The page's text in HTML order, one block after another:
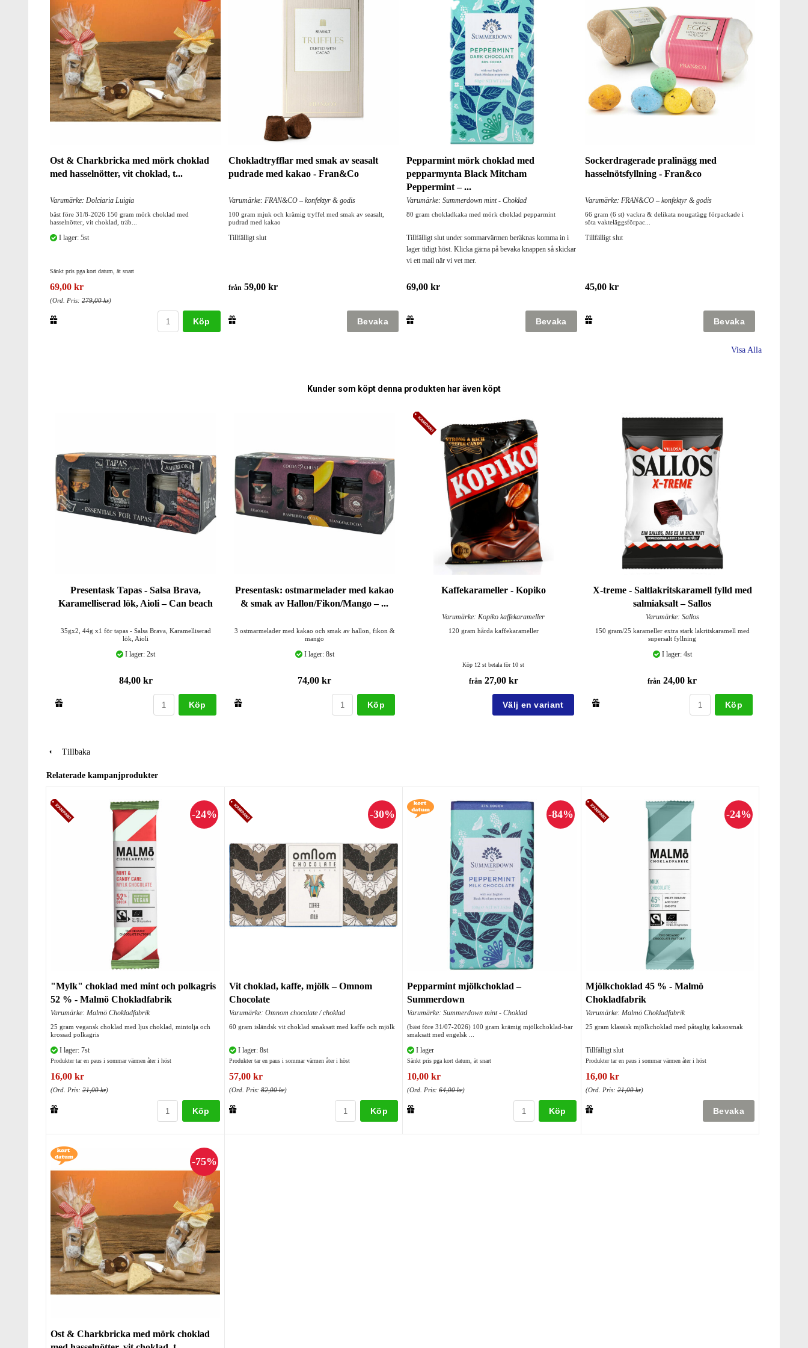
Ost & Charkbricka med mörk choklad
med hasselnötter, vit choklad, t...
Varumärke: Dolciaria Luigia
bäst före 31/8-2026 150 gram mörk choklad med
hasselnötter, vit choklad, träb...
I lager: 5st
Sänkt pris pga kort datum, ät snart
69,00 kr
(Ord. Pris: 279,00 kr)
Köp
Chokladtryfflar med smak av seasalt
pudrade med kakao - Fran&Co
Varumärke: FRAN&CO – konfektyr & godis
100 gram mjuk och krämig tryffel med smak av seasalt,
pudrad med kakao
Tillfälligt slut
från 59,00 kr
Pepparmint mörk choklad med
pepparmynta Black Mitcham
Peppermint – ...
Varumärke: Summerdown mint - Choklad
80 gram chokladkaka med mörk choklad pepparmint
Tillfälligt slut under sommarvärmen beräknas komma in i
lager tidigt höst. Klicka gärna på bevaka knappen så skickar
vi ett mail när vi vet mer.
69,00 kr
Sockerdragerade pralinägg med
hasselnötsfyllning - Fran&co
Varumärke: FRAN&CO – konfektyr & godis
66 gram (6 st) vackra & delikata nougatägg förpackade i
söta vakteläggsförpac...
Tillfälligt slut
45,00 kr
Visa Alla
Kunder som köpt denna produkten har även köpt
Presentask Tapas - Salsa Brava,
Karamelliserad lök, Aioli – Can beach
35gx2, 44g x1 för tapas - Salsa Brava, Karamelliserad
lök, Aioli
I lager: 2st
84,00 kr
Köp
Presentask: ostmarmelader med kakao
& smak av Hallon/Fikon/Mango – ...
3 ostmarmelader med kakao och smak av hallon, fikon &
mango
I lager: 8st
74,00 kr
Köp
Kaffekarameller - Kopiko
Varumärke: Kopiko kaffekarameller
120 gram hårda kaffekarameller
Köp 12 st betala för 10 st
från 27,00 kr
X-treme - Saltlakritskaramell fylld med
salmiaksalt – Sallos
Varumärke: Sallos
150 gram/25 karameller extra stark lakritskaramell med
supersalt fyllning
I lager: 4st
från 24,00 kr
Köp
Tillbaka
Relaterade kampanjprodukter
"Mylk" choklad med mint och polkagris
52 % - Malmö Chokladfabrik
Varumärke: Malmö Chokladfabrik
25 gram vegansk choklad med ljus choklad, mintolja och
krossad polkagris
I lager: 7st
Produkter tar en paus i sommar värmen åter i höst
16,00 kr
(Ord. Pris: 21,00 kr)
Köp
Vit choklad, kaffe, mjölk – Omnom
Chocolate
Varumärke: Omnom chocolate / choklad
60 gram isländsk vit choklad smaksatt med kaffe och mjölk
I lager: 8st
Produkter tar en paus i sommar värmen åter i höst
57,00 kr
(Ord. Pris:82,00 kr)
Köp
Pepparmint mjölkchoklad –
Summerdown
Varumärke: Summerdown mint - Choklad
(bäst före 31/07-2026) 100 gram krämig mjölkchoklad-bar
smaksatt med engelsk ...
I lager
Sänkt pris pga kort datum, ät snart
10,00 kr
(Ord. Pris: 64,00 kr)
Köp
Mjölkchoklad 45 % - Malmö
Chokladfabrik
Varumärke: Malmö Chokladfabrik
25 gram klassisk mjölkchoklad med påtaglig kakaosmak
Tillfälligt slut
Produkter tar en paus i sommar värmen åter i höst
16,00 kr
(Ord. Pris:21,00 kr)
Ost & Charkbricka med mörk choklad